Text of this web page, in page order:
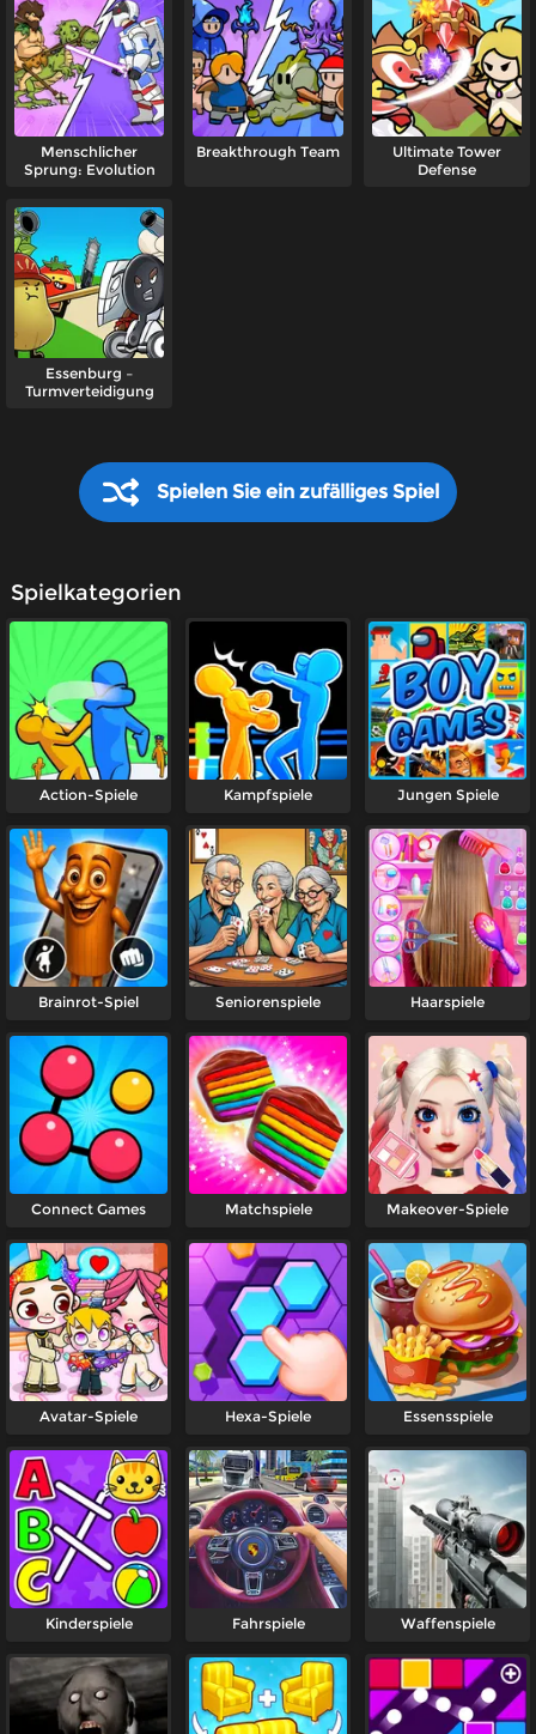
Menschlicher
Sprung: Evolution
Breakthrough Team
Ultimate Tower
Defense
Essenburg –
Turmverteidigung
Spielen Sie ein zufälliges Spiel
Spielkategorien
Action-Spiele Kampfspiele Jungen Spiele
Brainrot-Spiel Seniorenspiele Haarspiele
Connect Games Matchspiele Makeover-Spiele
Avatar-Spiele Hexa-Spiele Essensspiele
Kinderspiele Fahrspiele Waffenspiele